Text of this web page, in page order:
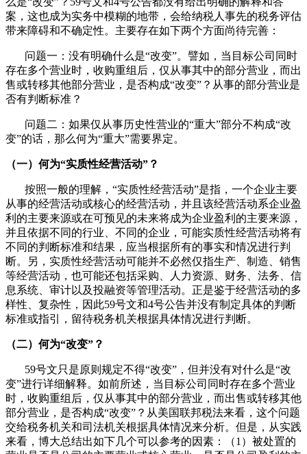
案，这也成为实务中模糊的地带，会给纳税人事先的税务评估
带来障碍和不确定性。主要存在如下两个方面尚待完善：
问题一：没有明确什么是“改变”。譬如，当目标公司同时
存在多个营业时，收购重组后，仅从事其中的部分营业，而出
售或转移其他部分营业，是否构成“改变”？从事的部分营业是
否有判断标准？
问题二：如果仅从事历史性营业的“重大”部分不构成“改
变”的话，那么何为“重大”需要界定。
（一）何为“实质性经营活动”？
按照一般的理解，“实质性经营活动”是指，一个企业主要
从事的经营活动或核心的经营活动，并且该经营活动系企业盈
利的主要来源或在可预见的未来将成为企业盈利的主要来源，
并且依据不同的行业、不同的企业，可能实质性经营活动将有
不同的判断标准和结果，应当根据所有的事实和情况进行判
断。另，实质性经营活动可能并不必然仅指生产、制造、销售
等经营活动，也可能还包括采购、人力资源、财务、法务、信
息系统、审计以及投融资等管理活动。正是鉴于经营活动的多
样性、复杂性，因此59号文和4号公告并没有制定具体的判断
标准或指引，留待税务机关根据具体情况进行判断。
（二）何为“改变”？
59号文只是原则规定不得“改变”，但并没有对什么是“改
变”进行详细解释。如前所述，当目标公司同时存在多个营业
时，收购重组后，仅从事其中的部分营业，而出售或转移其他
部分营业，是否构成“改变”？从美国联邦税法来看，这个问题
交给税务机关和司法机关根据具体情况来分析。但是，从实践
来看，博大总结出如下几个可以参考的因素：（1）被处置的